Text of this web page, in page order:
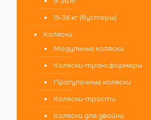
15-36 кг (бустеры)
Коляски
Модульные коляски
Коляски-трансформеры
Прогулочные коляски
Коляски-трости
Коляски для двойни